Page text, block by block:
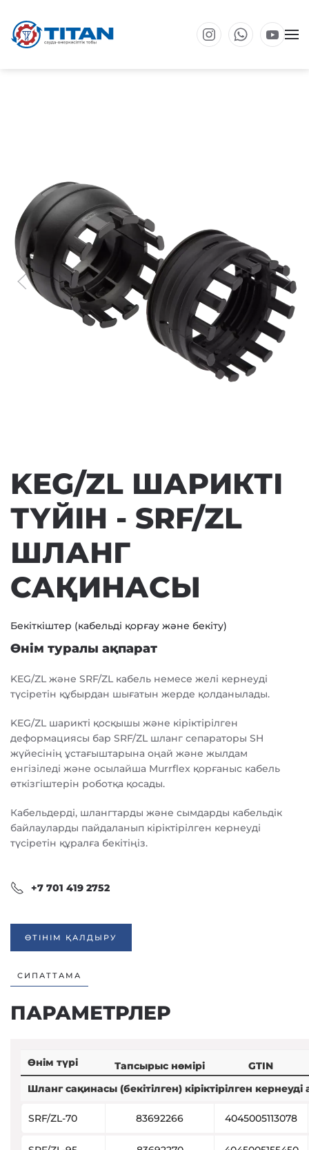
Негізгі мазмұнға өту
KEG/ZL ШАРИКТІ
ТҮЙІН - SRF/ZL
ШЛАНГ
САҚИНАСЫ
Бекіткіштер (кабельді қорғау және бекіту)
Өнім туралы ақпарат
KEG/ZL және SRF/ZL кабель немесе желі кернеуді
түсіретін құбырдан шығатын жерде қолданылады.
KEG/ZL шарикті қосқышы және кіріктірілген
деформациясы бар SRF/ZL шланг сепараторы SH
жүйесінің ұстағыштарына оңай және жылдам
енгізіледі және осылайша Murrflex қорғаныс кабель
өткізгіштерін роботқа қосады.
Кабельдерді, шлангтарды және сымдарды кабельдік
байлауларды пайдаланып кіріктірілген кернеуді
түсіретін құралға бекітіңіз.
+7 701 419 2752
ӨТІНІМ ҚАЛДЫРУ
СИПАТТАМА
ПАРАМЕТРЛЕР
Өнім түрі Тапсырыс нөмірі
GTIN
Шланг сақинасы (бекітілген) кіріктірілген
SRF/ZL-70 83692266 4045005113078